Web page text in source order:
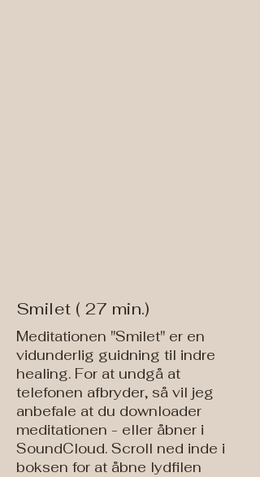
Smilet ( 27 min.)
Meditationen "Smilet" er en
vidunderlig guidning til indre
healing. For at undgå at
telefonen afbryder, så vil jeg
anbefale at du downloader
meditationen - eller åbner i
SoundCloud. Scroll ned inde i
boksen for at åbne lydfilen